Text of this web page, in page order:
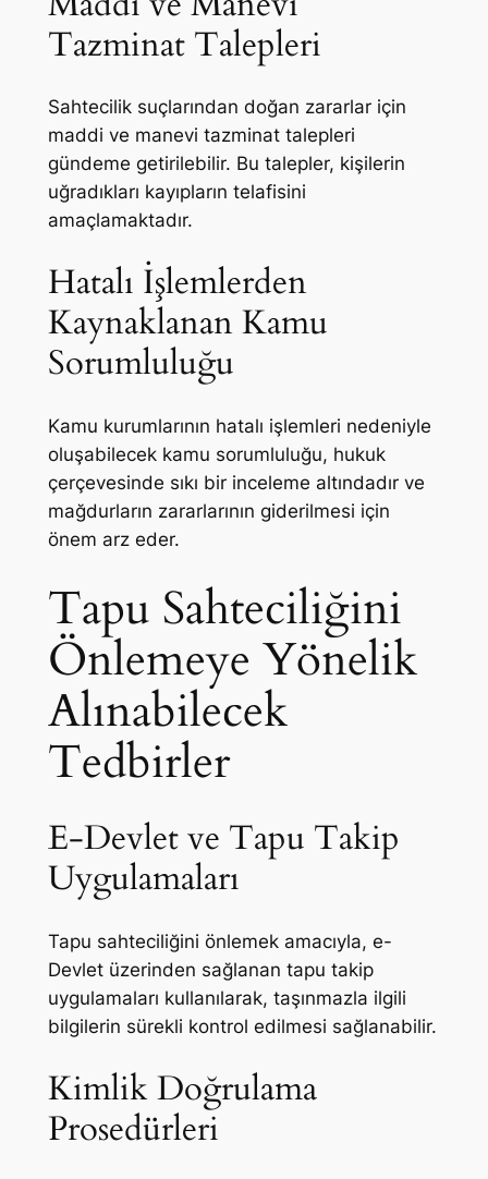
Tazminat Talepleri
Sahtecilik suçlarından doğan zararlar için
maddi ve manevi tazminat talepleri
gündeme getirilebilir. Bu talepler, kişilerin
uğradıkları kayıpların telafisini
amaçlamaktadır.
Hatalı İşlemlerden
Kaynaklanan Kamu
Sorumluluğu
Kamu kurumlarının hatalı işlemleri nedeniyle
oluşabilecek kamu sorumluluğu, hukuk
çerçevesinde sıkı bir inceleme altındadır ve
mağdurların zararlarının giderilmesi için
önem arz eder.
Tapu Sahteciliğini
Önlemeye Yönelik
Alınabilecek
Tedbirler
E-Devlet ve Tapu Takip
Uygulamaları
Tapu sahteciliğini önlemek amacıyla, e-
Devlet üzerinden sağlanan tapu takip
uygulamaları kullanılarak, taşınmazla ilgili
bilgilerin sürekli kontrol edilmesi sağlanabilir.
Kimlik Doğrulama
Prosedürleri